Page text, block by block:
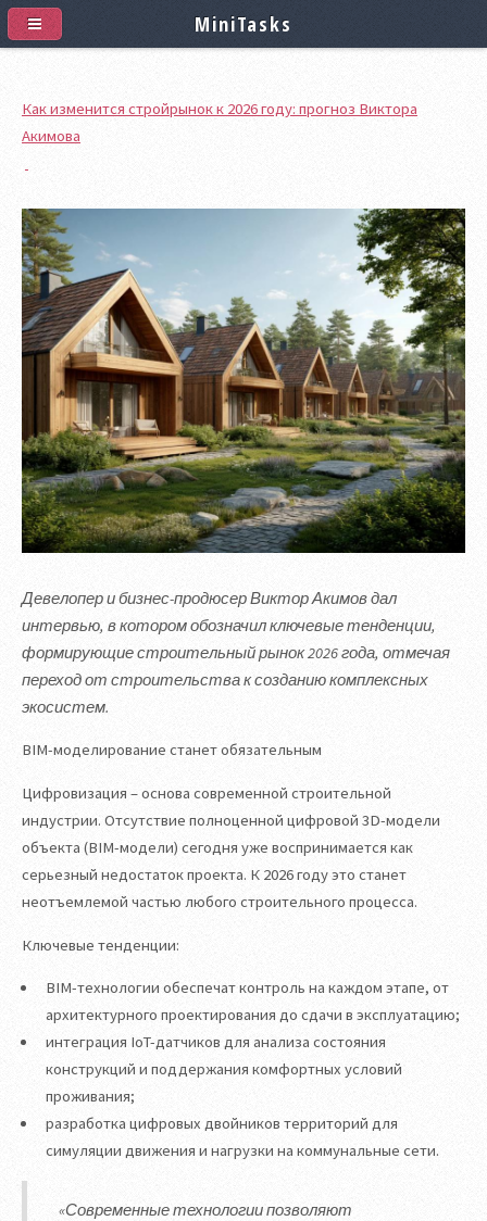
Как изменится стройрынок к 2026 году: прогноз Виктора
Акимова
Девелопер и бизнес-продюсер Виктор Акимов дал
интервью, в котором обозначил ключевые тенденции,
формирующие строительный рынок 2026 года, отмечая
переход от строительства к созданию комплексных
экосистем.
BIM-моделирование станет обязательным
Цифровизация – основа современной строительной
индустрии. Отсутствие полноценной цифровой 3D-модели
объекта (BIM-модели) сегодня уже воспринимается как
серьезный недостаток проекта. К 2026 году это станет
неотъемлемой частью любого строительного процесса.
Ключевые тенденции:
BIM-технологии обеспечат контроль на каждом этапе, от
архитектурного проектирования до сдачи в эксплуатацию;
интеграция IoT-датчиков для анализа состояния
конструкций и поддержания комфортных условий
проживания;
разработка цифровых двойников территорий для
симуляции движения и нагрузки на коммунальные сети.
«Современные технологии позволяют
MiniTasks